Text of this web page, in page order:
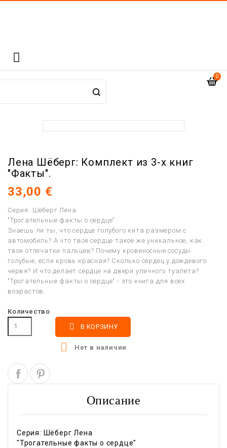

0
Лена Шёберг: Комплект из 3-х книг
"Факты".
33,00 €
Серия: Шёберг Лена
"Трогательные факты о сердце"
Знаешь ли ты, что сердце голубого кита размером с
автомобиль? А что твоё сердце такое же уникальное, как
твои отпечатки пальцев? Почему кровеносные сосуды
голубые, если кровь красная? Сколько сердец у дождевого
червя? И что делает сердце на двери уличного туалета?
"Трогательные факты о сердце" - это книга для всех
возрастов.
Количество
 В КОРЗИНУ
 Нет в наличии
Описание
Серия: Шёберг Лена
"Трогательные факты о сердце"